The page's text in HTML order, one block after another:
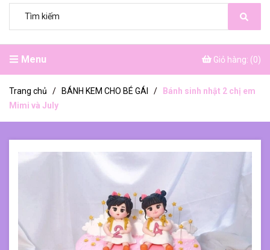
Menu Giỏ hàng: (0)
Trang chủ / BÁNH KEM CHO BÉ GÁI /
Bánh sinh nhật 2 chị em
Mimi và July